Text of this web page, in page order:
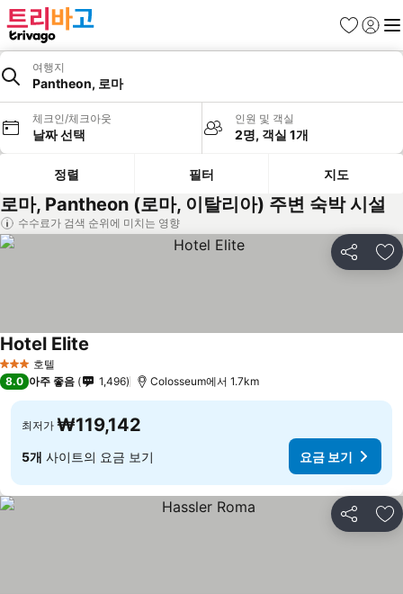
즐겨찾기
로그인
메
여행지
Pantheon, 로마
체크인/체크아웃
날짜 선택
인원 및 객실
2명, 객실 1개
정렬 필터 지도
로마, Pantheon (로마, 이탈리아) 주변 숙박 시설
수수료가 검색 순위에 미치는 영향
공유 즐
3 성급 호텔
Hotel Elite
8.0 아주 좋음 1,496 Colosseum에서 1.7km
최저가 ₩119,142
5개 사이트의 요금 보기 요금 보기
공유 즐